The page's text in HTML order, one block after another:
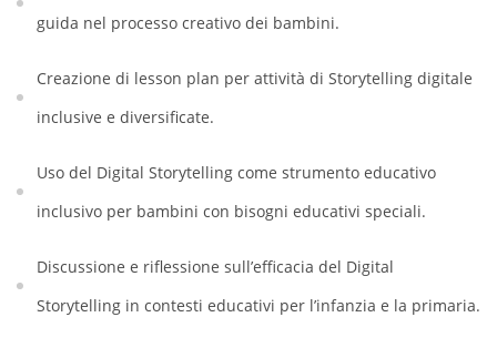
guida nel processo creativo dei bambini.
Creazione di lesson plan per attività di Storytelling digitale
inclusive e diversificate.
Uso del Digital Storytelling come strumento educativo
inclusivo per bambini con bisogni educativi speciali.
Discussione e riflessione sull’efficacia del Digital
Storytelling in contesti educativi per l’infanzia e la primaria.